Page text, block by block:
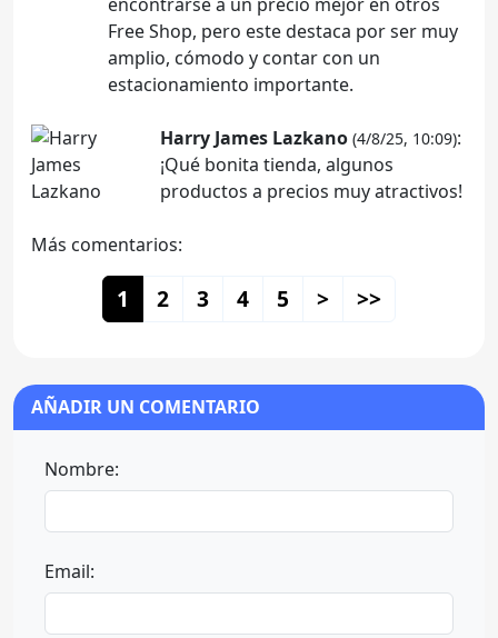
Free Shop, pero este destaca por ser muy
amplio, cómodo y contar con un
estacionamiento importante.
Harry James Lazkano (4/8/25, 10:09):
¡Qué bonita tienda, algunos
productos a precios muy atractivos!
Más comentarios:
1 2 3 4 5 > >>
AÑADIR UN COMENTARIO
Nombre:
Email: